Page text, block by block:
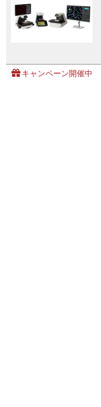
キャンペーン開催中